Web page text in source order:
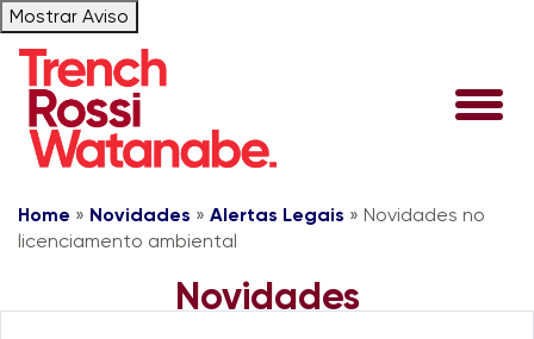
Mostrar Aviso
Home » Novidades » Alertas Legais » Novidades no
licenciamento ambiental
Novidades